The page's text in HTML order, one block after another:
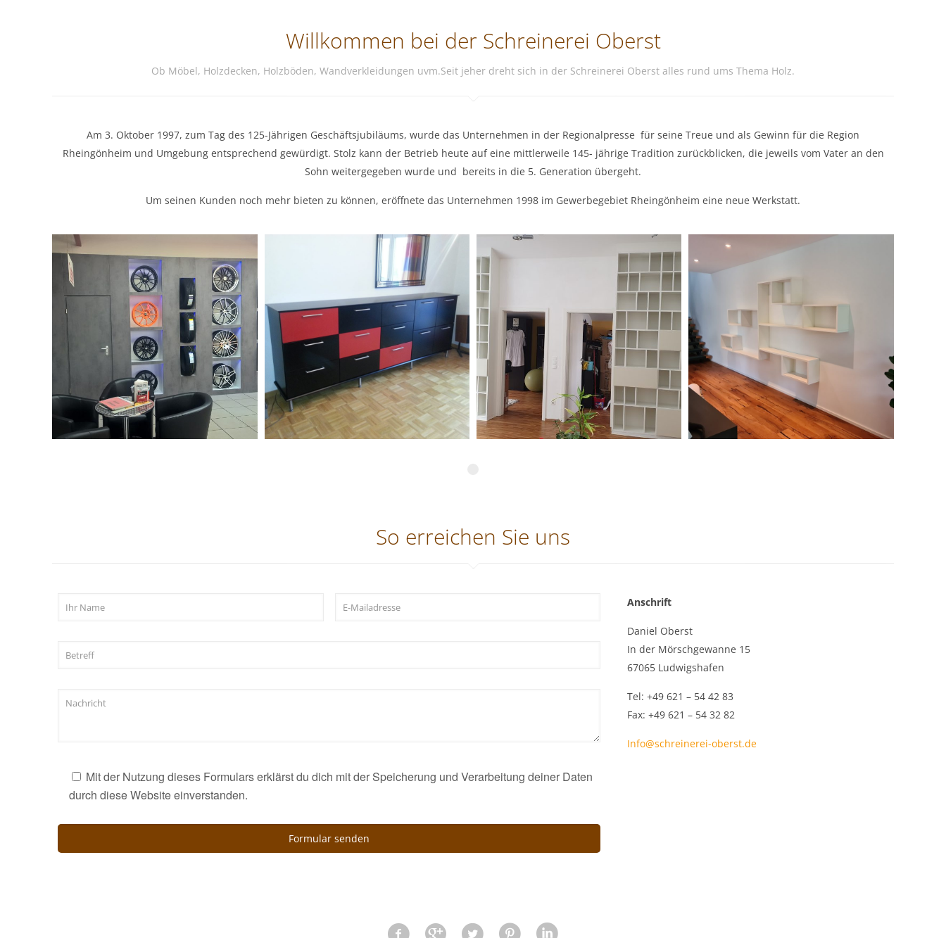
Willkommen bei der Schreinerei Oberst
Ob Möbel, Holzdecken, Holzböden, Wandverkleidungen uvm.Seit jeher dreht sich in der Schreinerei Oberst alles rund ums Thema Holz.
Am 3. Oktober 1997, zum Tag des 125-Jährigen Geschäftsjubiläums, wurde das Unternehmen in der Regionalpresse für seine Treue und als Gewinn für die Region
Rheingönheim und Umgebung entsprechend gewürdigt. Stolz kann der Betrieb heute auf eine mittlerweile 145- jährige Tradition zurückblicken, die jeweils vom Vater an den
Sohn weitergegeben wurde und bereits in die 5. Generation übergeht.
Um seinen Kunden noch mehr bieten zu können, eröffnete das Unternehmen 1998 im Gewerbegebiet Rheingönheim eine neue Werkstatt.
So erreichen Sie uns
Mit der Nutzung dieses Formulars erklärst du dich mit der Speicherung und Verarbeitung deiner Daten
durch diese Website einverstanden.
Anschrift
Daniel Oberst
In der Mörschgewanne 15
67065 Ludwigshafen
Tel: +49 621 – 54 42 83
Fax: +49 621 – 54 32 82
Info@schreinerei-oberst.de